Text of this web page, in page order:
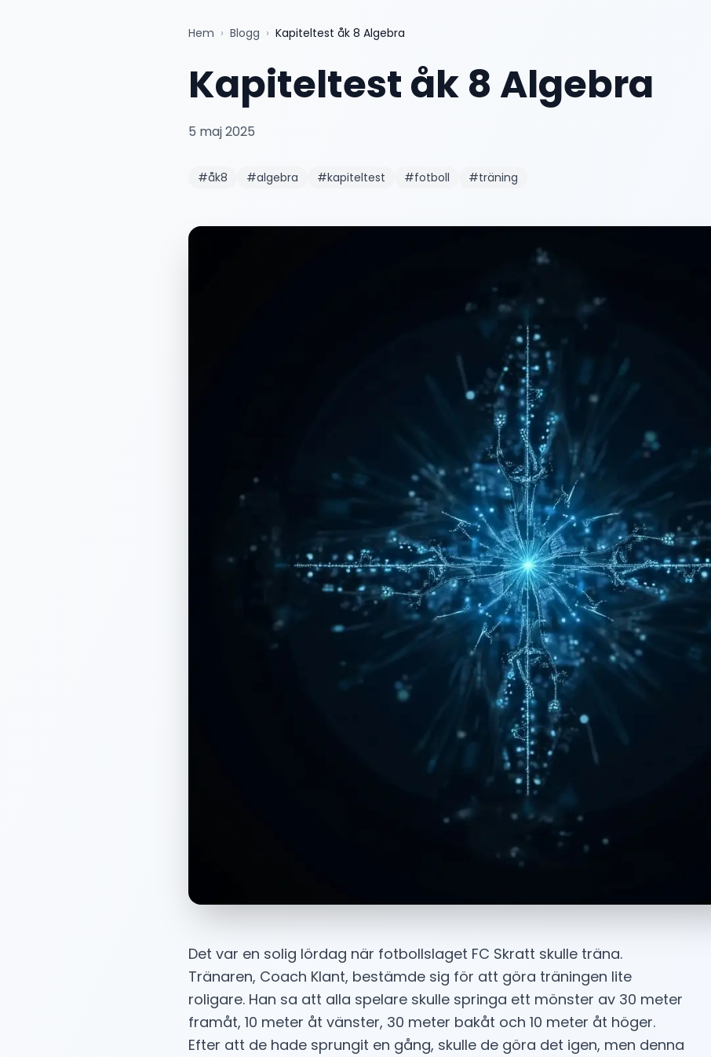
Hem › Blogg › Kapiteltest åk 8 Algebra
Kapiteltest åk 8 Algebra
5 maj 2025
#åk8 #algebra #kapiteltest #fotboll #träning
Det var en solig lördag när fotbollslaget FC Skratt skulle träna.
Tränaren, Coach Klant, bestämde sig för att göra träningen lite
roligare. Han sa att alla spelare skulle springa ett mönster av 30 meter
framåt, 10 meter åt vänster, 30 meter bakåt och 10 meter åt höger.
Efter att de hade sprungit en gång, skulle de göra det igen, men denna